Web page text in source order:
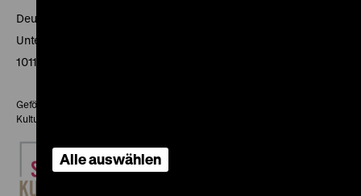
Deutsches Historisches Museum
Unter den Linden 2
10117 Berlin
Gefördert mit Mitteln des Beauftragten der Bundesregierung für
Kultur und Medien
Alle auswählen